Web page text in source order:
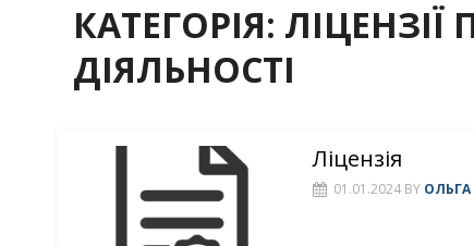
КАТЕГОРІЯ: ЛІЦЕНЗІЇ
ДІЯЛЬНОСТІ
Ліцензія
01.01.2024 BY